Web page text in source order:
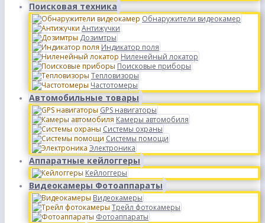
Поисковая техника
Обнаружители видеокамер
Антижучки
Дозимтры
Индикатор поля
Ниленейный локатор
Поисковые приборы
Тепловизоры
Частотомеры
Автомобильные товары
GPS навигаторы
Камеры автомобиля
Системы охраны
Системы помощи
Электроника
Аппаратные кейлоггеры
Кейлоггеры
Видеокамеры Фотоаппараты
Видеокамеры
Трейл фотокамеры
Фотоаппараты